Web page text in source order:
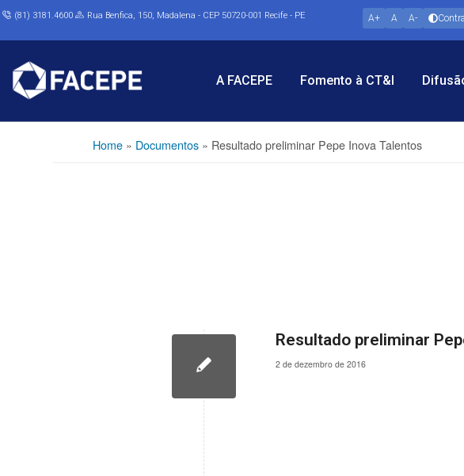
Home » Documentos » Resultado preliminar Pepe Inova Talentos
(81) 3181.4600 Rua Benfica, 150, Madalena - CEP 50720-001 Recife - PE A+ A A-
A FACEPE Fomento à CT&I
Resultado preliminar
2 de dezembro de 2016